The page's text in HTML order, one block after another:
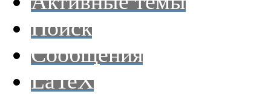
Поиск
Сообщения
LaTeX